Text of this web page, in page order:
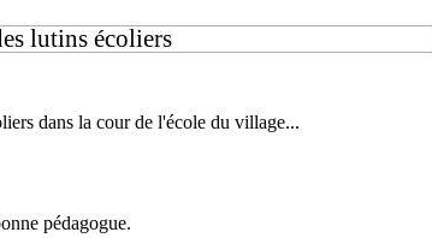
lutins écoliers
dans la cour de l'école du village...
pédagogue.